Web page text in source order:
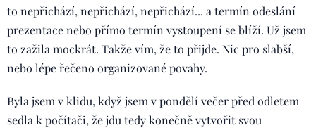
to nepřichází, nepřichází, nepřichází... a termín odeslání
prezentace nebo přímo termín vystoupení se blíží. Už jsem
to zažila mockrát. Takže vím, že to přijde. Nic pro slabší,
nebo lépe řečeno organizované povahy.
Byla jsem v klidu, když jsem v pondělí večer před odletem
sedla k počítači, že jdu tedy konečně vytvořit svou